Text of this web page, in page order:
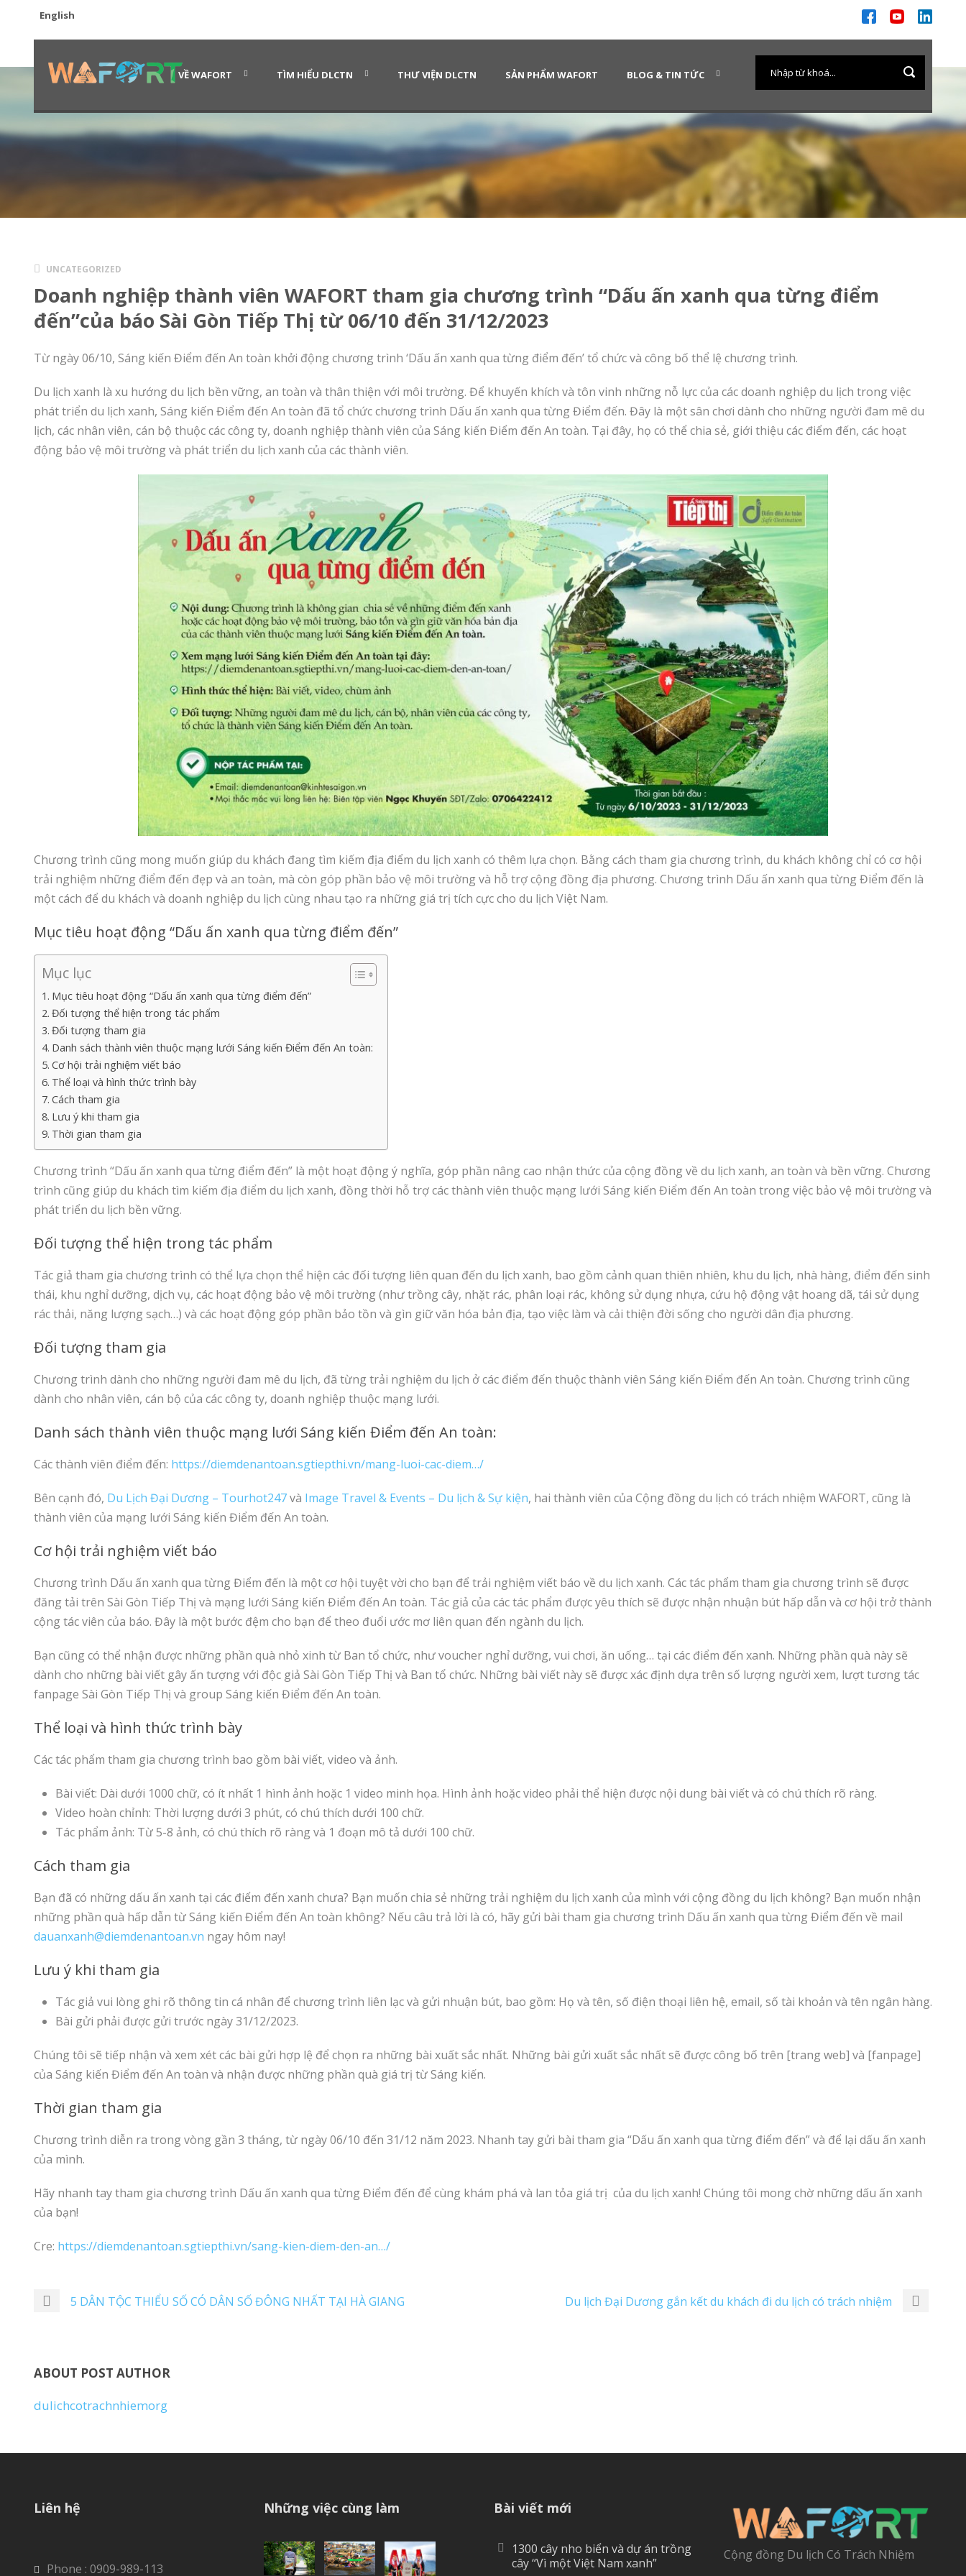
English
VỀ WAFORT TÌM HIỂU DLCTN THƯ VIỆN DLCTN SẢN PHẨM WAFORT BLOG & TIN TỨC
UNCATEGORIZED
Doanh nghiệp thành viên WAFORT tham gia chương trình “Dấu ấn xanh qua từng điểm
đến”của báo Sài Gòn Tiếp Thị từ 06/10 đến 31/12/2023
Từ ngày 06/10, Sáng kiến Điểm đến An toàn khởi động chương trình ‘Dấu ấn xanh qua từng điểm đến’ tổ chức và công bố thể lệ chương trình.
Du lịch xanh là xu hướng du lịch bền vững, an toàn và thân thiện với môi trường. Để khuyến khích và tôn vinh những nỗ lực của các doanh nghiệp du lịch trong việc
phát triển du lịch xanh, Sáng kiến Điểm đến An toàn đã tổ chức chương trình Dấu ấn xanh qua từng Điểm đến. Đây là một sân chơi dành cho những người đam mê du
lịch, các nhân viên, cán bộ thuộc các công ty, doanh nghiệp thành viên của Sáng kiến Điểm đến An toàn. Tại đây, họ có thể chia sẻ, giới thiệu các điểm đến, các hoạt
động bảo vệ môi trường và phát triển du lịch xanh của các thành viên.
Chương trình cũng mong muốn giúp du khách đang tìm kiếm địa điểm du lịch xanh có thêm lựa chọn. Bằng cách tham gia chương trình, du khách không chỉ có cơ hội
trải nghiệm những điểm đến đẹp và an toàn, mà còn góp phần bảo vệ môi trường và hỗ trợ cộng đồng địa phương. Chương trình Dấu ấn xanh qua từng Điểm đến là
một cách để du khách và doanh nghiệp du lịch cùng nhau tạo ra những giá trị tích cực cho du lịch Việt Nam.
Mục tiêu hoạt động “Dấu ấn xanh qua từng điểm đến”
Mục lục
Mục tiêu hoạt động “Dấu ấn xanh qua từng điểm đến”
Đối tượng thể hiện trong tác phẩm
Đối tượng tham gia
Danh sách thành viên thuộc mạng lưới Sáng kiến Điểm đến An toàn:
Cơ hội trải nghiệm viết báo
Thể loại và hình thức trình bày
Cách tham gia
Lưu ý khi tham gia
Thời gian tham gia
Chương trình “Dấu ấn xanh qua từng điểm đến” là một hoạt động ý nghĩa, góp phần nâng cao nhận thức của cộng đồng về du lịch xanh, an toàn và bền vững. Chương
trình cũng giúp du khách tìm kiếm địa điểm du lịch xanh, đồng thời hỗ trợ các thành viên thuộc mạng lưới Sáng kiến Điểm đến An toàn trong việc bảo vệ môi trường và
phát triển du lịch bền vững.
Đối tượng thể hiện trong tác phẩm
Tác giả tham gia chương trình có thể lựa chọn thể hiện các đối tượng liên quan đến du lịch xanh, bao gồm cảnh quan thiên nhiên, khu du lịch, nhà hàng, điểm đến sinh
thái, khu nghỉ dưỡng, dịch vụ, các hoạt động bảo vệ môi trường (như trồng cây, nhặt rác, phân loại rác, không sử dụng nhựa, cứu hộ động vật hoang dã, tái sử dụng
rác thải, năng lượng sạch…) và các hoạt động góp phần bảo tồn và gìn giữ văn hóa bản địa, tạo việc làm và cải thiện đời sống cho người dân địa phương.
Đối tượng tham gia
Chương trình dành cho những người đam mê du lịch, đã từng trải nghiệm du lịch ở các điểm đến thuộc thành viên Sáng kiến Điểm đến An toàn. Chương trình cũng
dành cho nhân viên, cán bộ của các công ty, doanh nghiệp thuộc mạng lưới.
Danh sách thành viên thuộc mạng lưới Sáng kiến Điểm đến An toàn:
Các thành viên điểm đến: https://diemdenantoan.sgtiepthi.vn/mang-luoi-cac-diem…/
Bên cạnh đó, Du Lịch Đại Dương – Tourhot247và Image Travel & Events – Du lịch & Sự kiện, hai thành viên của Cộng đồng du lịch có trách nhiệm WAFORT, cũng là
thành viên của mạng lưới Sáng kiến Điểm đến An toàn.
Cơ hội trải nghiệm viết báo
Chương trình Dấu ấn xanh qua từng Điểm đến là một cơ hội tuyệt vời cho bạn để trải nghiệm viết báo về du lịch xanh. Các tác phẩm tham gia chương trình sẽ được
đăng tải trên Sài Gòn Tiếp Thị và mạng lưới Sáng kiến Điểm đến An toàn. Tác giả của các tác phẩm được yêu thích sẽ được nhận nhuận bút hấp dẫn và cơ hội trở thành
cộng tác viên của báo. Đây là một bước đệm cho bạn để theo đuổi ước mơ liên quan đến ngành du lịch.
Bạn cũng có thể nhận được những phần quà nhỏ xinh từ Ban tổ chức, như voucher nghỉ dưỡng, vui chơi, ăn uống… tại các điểm đến xanh. Những phần quà này sẽ
dành cho những bài viết gây ấn tượng với độc giả Sài Gòn Tiếp Thị và Ban tổ chức. Những bài viết này sẽ được xác định dựa trên số lượng người xem, lượt tương tác
fanpage Sài Gòn Tiếp Thị và group Sáng kiến Điểm đến An toàn.
Thể loại và hình thức trình bày
Các tác phẩm tham gia chương trình bao gồm bài viết, video và ảnh.
Bài viết: Dài dưới 1000 chữ, có ít nhất 1 hình ảnh hoặc 1 video minh họa. Hình ảnh hoặc video phải thể hiện được nội dung bài viết và có chú thích rõ ràng.
Video hoàn chỉnh: Thời lượng dưới 3 phút, có chú thích dưới 100 chữ.
Tác phẩm ảnh: Từ 5-8 ảnh, có chú thích rõ ràng và 1 đoạn mô tả dưới 100 chữ.
Cách tham gia
Bạn đã có những dấu ấn xanh tại các điểm đến xanh chưa? Bạn muốn chia sẻ những trải nghiệm du lịch xanh của mình với cộng đồng du lịch không? Bạn muốn nhận
những phần quà hấp dẫn từ Sáng kiến Điểm đến An toàn không? Nếu câu trả lời là có, hãy gửi bài tham gia chương trình Dấu ấn xanh qua từng Điểm đến về mail
dauanxanh@diemdenantoan.vn ngay hôm nay!
Lưu ý khi tham gia
Tác giả vui lòng ghi rõ thông tin cá nhân để chương trình liên lạc và gửi nhuận bút, bao gồm: Họ và tên, số điện thoại liên hệ, email, số tài khoản và tên ngân hàng.
Bài gửi phải được gửi trước ngày 31/12/2023.
Chúng tôi sẽ tiếp nhận và xem xét các bài gửi hợp lệ để chọn ra những bài xuất sắc nhất. Những bài gửi xuất sắc nhất sẽ được công bố trên [trang web] và [fanpage]
của Sáng kiến Điểm đến An toàn và nhận được những phần quà giá trị từ Sáng kiến.
Thời gian tham gia
Chương trình diễn ra trong vòng gần 3 tháng, từ ngày 06/10 đến 31/12 năm 2023. Nhanh tay gửi bài tham gia “Dấu ấn xanh qua từng điểm đến” và để lại dấu ấn xanh
của mình.
Hãy nhanh tay tham gia chương trình Dấu ấn xanh qua từng Điểm đến để cùng khám phá và lan tỏa giá trị của du lịch xanh! Chúng tôi mong chờ những dấu ấn xanh
của bạn!
Cre: https://diemdenantoan.sgtiepthi.vn/sang-kien-diem-den-an…/
5 DÂN TỘC THIỂU SỐ CÓ DÂN SỐ ĐÔNG NHẤT TẠI HÀ GIANG Du lịch Đại Dương gắn kết du khách đi du lịch có trách nhiệm
ABOUT POST AUTHOR
dulichcotrachnhiemorg
Liên hệ
Phone : 0909-989-113
Những việc cùng làm Bài viết mới
1300 cây nho biển và dự án trồng
cây “Vì một Việt Nam xanh”
Cộng đồng Du lịch Có Trách Nhiệm